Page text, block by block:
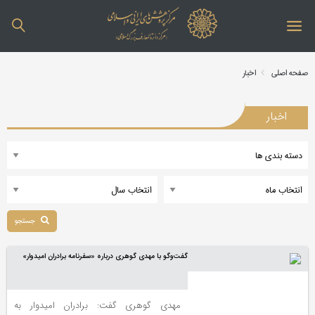
صفحه اصلی اخبار
اخبار
گفت‌وگو با مهدی گوهری درباره «سفرنامه برادران امیدوار»
مهدی گوهری گفت: برادران امیدوار به